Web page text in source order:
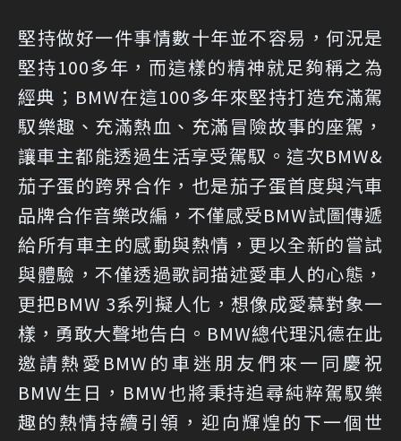
堅持做好一件事情數十年並不容易，何況是
堅持100多年，而這樣的精神就足夠稱之為
經典；BMW在這100多年來堅持打造充滿駕
馭樂趣、充滿熱血、充滿冒險故事的座駕，
讓車主都能透過生活享受駕馭。這次BMW&
茄子蛋的跨界合作，也是茄子蛋首度與汽車
品牌合作音樂改編，不僅感受BMW試圖傳遞
給所有車主的感動與熱情，更以全新的嘗試
與體驗，不僅透過歌詞描述愛車人的心態，
更把BMW 3系列擬人化，想像成愛慕對象一
樣，勇敢大聲地告白。BMW總代理汎德在此
邀請熱愛BMW的車迷朋友們來一同慶祝
BMW生日，BMW也將秉持追尋純粹駕馭樂
趣的熱情持續引領，迎向輝煌的下一個世